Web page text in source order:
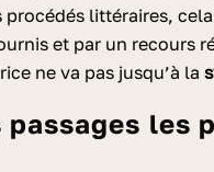
littéraires,
et par un recours
ne va pas jusqu’à la
passages les